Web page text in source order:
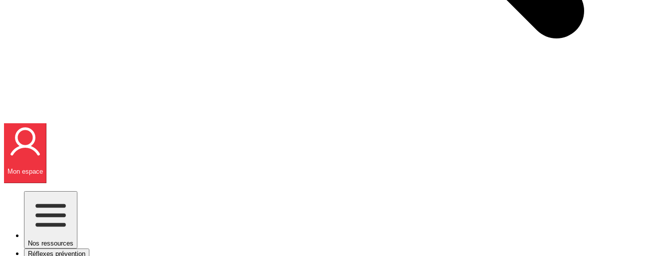
Mon espace
Nos ressources
Réflexes prévention